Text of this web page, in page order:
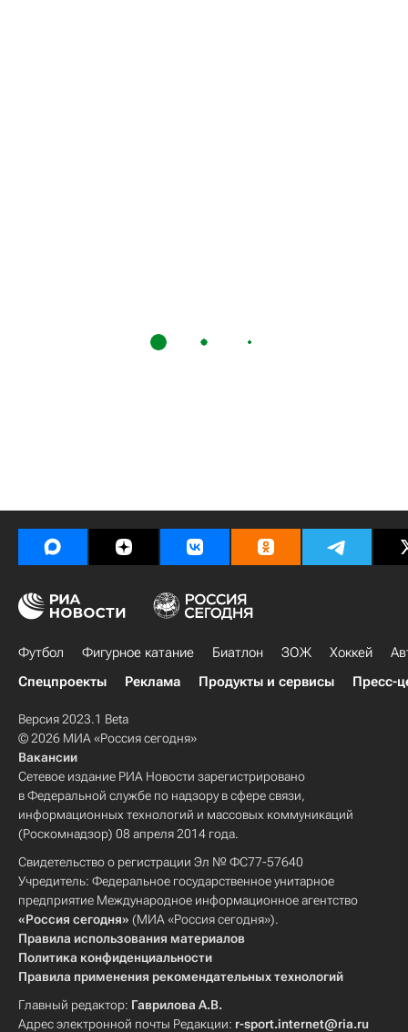
Футбол Фигурное катание Биатлон ЗОЖ Хоккей
Спецпроекты
Реклама Продукты и сервисы Пресс-
Версия 2023.1 Beta
© 2026 МИА «Россия сегодня»
Вакансии
Сетевое издание РИА Новости зарегистрировано
в Федеральной службе по надзору в сфере связи,
информационных технологий и массовых коммуникаций
(Роскомнадзор) 08 апреля 2014 года.
Свидетельство о регистрации Эл № ФС77-57640
Учредитель: Федеральное государственное унитарное
предприятие Международное информационное агентство
«Россия сегодня» (МИА «Россия сегодня»).
Правила использования материалов
Политика конфиденциальности
Правила применения рекомендательных технологий
Главный редактор: Гаврилова А.В.
Адрес электронной почты Редакции: r-sport.internet@ria.ru